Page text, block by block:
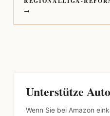
→
Unterstütze
Wenn Sie bei Amazon